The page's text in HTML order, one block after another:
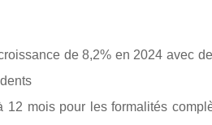
de 8,2% en 2024 avec
mois pour les formalités